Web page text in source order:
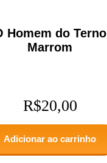
Homem do Terno
Marrom
R$20,00
Adicionar ao carrinho